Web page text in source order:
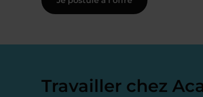
Travailler chez